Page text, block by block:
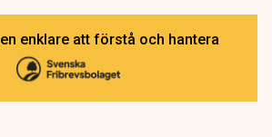
enklare att förstå och hantera